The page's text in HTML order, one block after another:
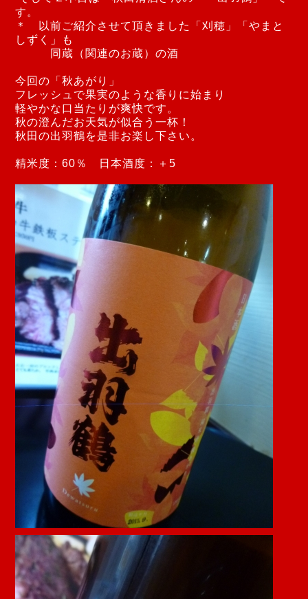
す。
＊ 以前ご紹介させて頂きました「刈穂」「やまと
しずく」も
同蔵（関連のお蔵）の酒
今回の「秋あがり」
フレッシュで果実のような香りに始まり
軽やかな口当たりが爽快です。
秋の澄んだお天気が似合う一杯！
秋田の出羽鶴を是非お楽し下さい。
精米度：60％ 日本酒度：＋5